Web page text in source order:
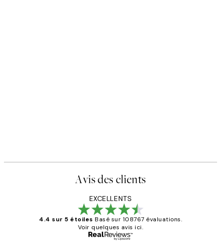
Avis des clients
EXCELLENTS
4.4 sur 5 étoiles Basé sur 108767 évaluations.
Voir quelques avis ici.